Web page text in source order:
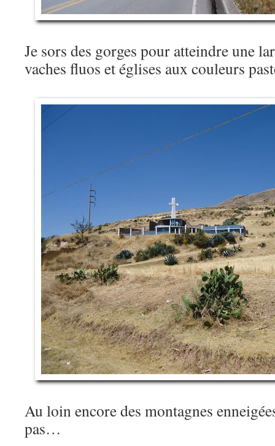
Je sors des gorges pour atteindre une
vaches fluos et églises aux couleurs
Au loin encore des montagnes
pas…